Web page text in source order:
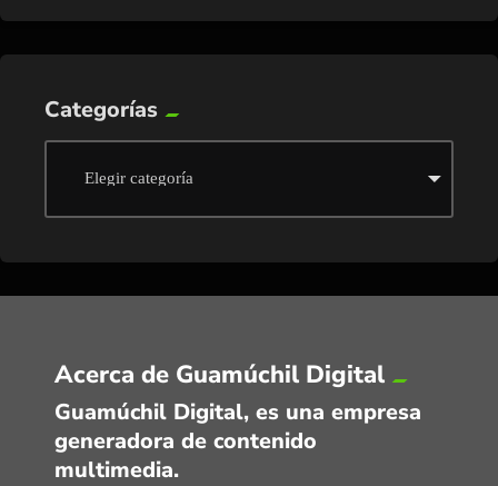
Categorías
Acerca de Guamúchil Digital
Guamúchil Digital, es una empresa
generadora de contenido
multimedia.